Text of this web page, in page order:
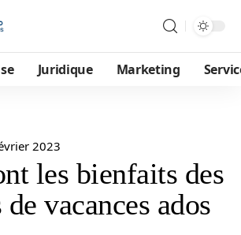
Juridique Marketing
2023
les bienfaits des
vacances ados